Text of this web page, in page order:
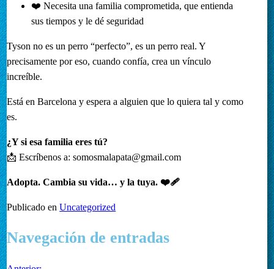
❤️ Necesita una familia comprometida, que entienda
sus tiempos y le dé seguridad
Tyson no es un perro “perfecto”, es un perro real. Y
precisamente por eso, cuando confía, crea un vínculo
increíble.
Está en Barcelona y espera a alguien que lo quiera tal y como
es.
¿Y si esa familia eres tú?
📩 Escríbenos a:somosmalapata@gmail.com
Adopta. Cambia su vida… y la tuya. ❤️‍🩹
Publicado enUncategorized
Navegación de entradas